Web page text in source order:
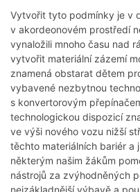
Vytvořit tyto podmínky je v
v akordeonovém prostředí
vynaložili mnoho času nad
vytvořit materiální zázemí
znamená obstarat dětem
vybavené nezbytnou
s konvertorovým
technologickou dispozicí
ve výši nového vozu nižší
těchto materiálních bariér a
některým našim žákům
nástrojů za zvýhodněných
nejzákladnější výbavě a